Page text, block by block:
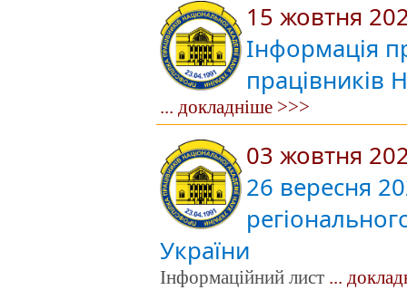
15 жовтня
Інформація
працівників
... докладніше >>>
03 жовтня
26 вересня
України
Інформаційний лист ...